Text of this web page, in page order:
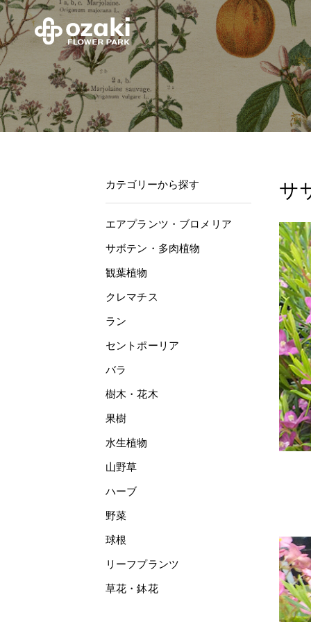
サ
カテゴリーから探す
エアプランツ・ブロメリア
サボテン・多肉植物
観葉植物
クレマチス
ラン
セントポーリア
バラ
樹木・花木
果樹
水生植物
山野草
ハーブ
野菜
球根
リーフプランツ
草花・鉢花